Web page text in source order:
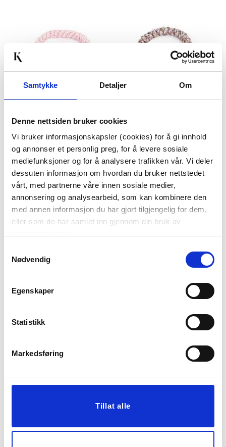
Samtykke Detaljer Om
Denne nettsiden bruker cookies
Vi bruker informasjonskapsler (cookies) for å gi innhold
og annonser et personlig preg, for å levere sosiale
mediefunksjoner og for å analysere trafikken vår. Vi deler
dessuten informasjon om hvordan du bruker nettstedet
vårt, med partnerne våre innen sosiale medier,
annonsering og analysearbeid, som kan kombinere den
med annen informasjon du har gjort tilgjengelig for dem,
eller som de har samlet inn gjennom din bruk av
Nødvendig
Egenskaper
Statistikk
Markedsføring
Tillat alle
Medl.28,71
Vis mer
Medl.28,71
KJØP
Medl.
HÅRSTRIKK,
28,71